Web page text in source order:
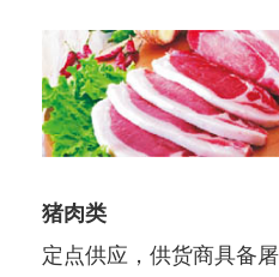
猪肉类
定点供应，供货商具备